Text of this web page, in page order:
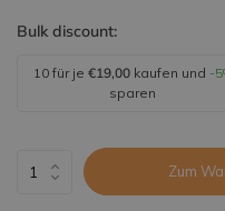
Bulk discount:
10 für je €19,00kaufen und -
sparen
Zum